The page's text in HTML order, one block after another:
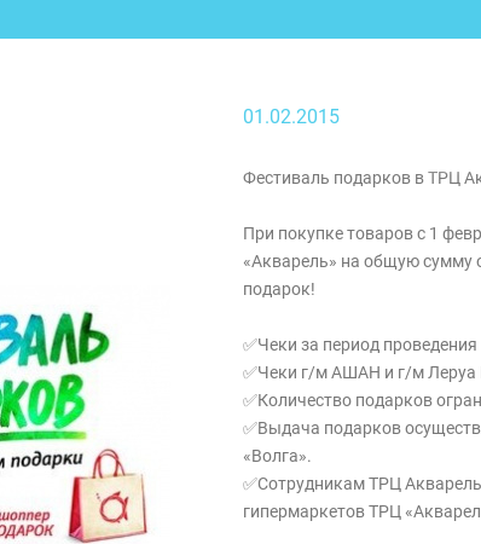
01.02.2015
Фестиваль подарков в ТРЦ
При покупке товаров с 1
«Акварель» на общую сумму
подарок!
✅Чеки за период
✅Чеки г/м АШАН и г/м Леруа
✅Количество подарков
✅Выдача подарков
«Волга».
✅Сотрудникам ТРЦ
гипермаркетов ТРЦ